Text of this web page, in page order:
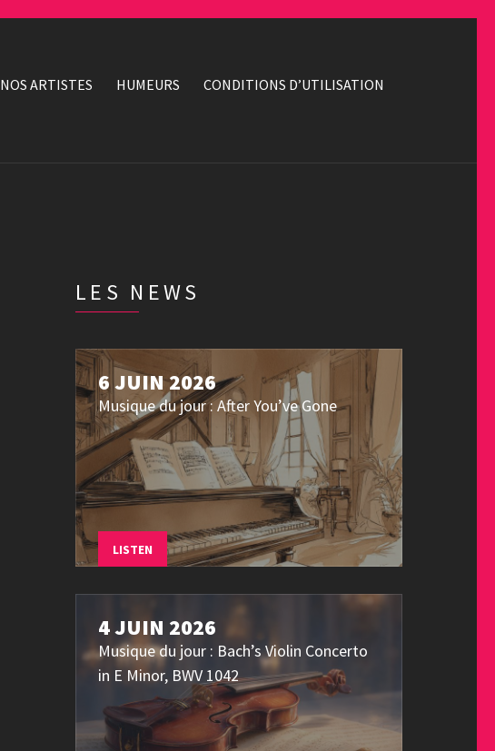
NOS ARTISTES HUMEURS
CONDITIONS D’UTILISATION
LES NEWS
6 JUIN 2026
Musique du jour : After You’ve Gone
LISTEN
4 JUIN 2026
Musique du jour : Bach’s Violin Concerto
in E Minor, BWV 1042